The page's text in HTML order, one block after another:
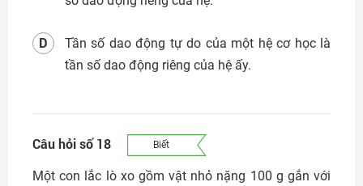
Tần số dao động tự do của một hệ cơ học là
tần số dao động riêng của hệ ấy.
D
Câu hỏi số 18 Biết
Một con lắc lò xo gồm vật nhỏ nặng 100 g gắn với